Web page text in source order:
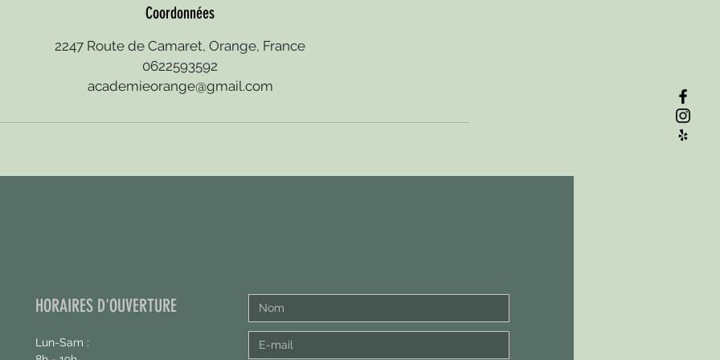
Coordonnées
2247 Route de Camaret, Orange, France
0622593592
academieorange@gmail.com
HORAIRES D'OUVERTURE
Lun-Sam :